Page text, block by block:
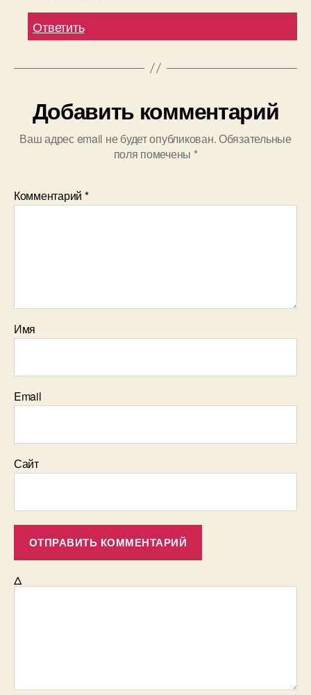
Ответить
Добавить комментарий
Ваш адрес email не будет опубликован.Обязательные
поля помечены *
Комментарий *
Имя
Email
Сайт
Δ